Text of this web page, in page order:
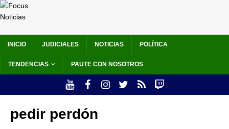
INICIO JUDICIALES NOTICIAS POLÍTICA
TENDENCIAS PAUTE CON NOSOTROS
pedir perdón